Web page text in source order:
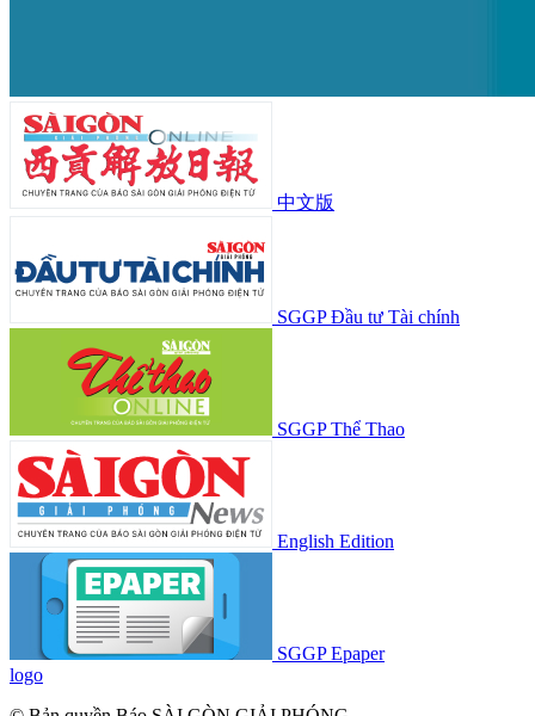
中文版
SGGP Đầu tư Tài chính
SGGP Thể Thao
English Edition
SGGP Epaper
logo